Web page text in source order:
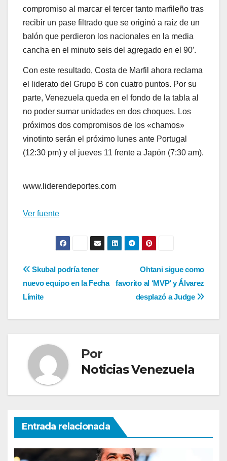
compromiso al marcar el tercer tanto marfileño tras
recibir un pase filtrado que se originó a raíz de un
balón que perdieron los nacionales en la media
cancha en el minuto seis del agregado en el 90′.
Con este resultado, Costa de Marfil ahora reclama
el liderato del Grupo B con cuatro puntos. Por su
parte, Venezuela queda en el fondo de la tabla al
no poder sumar unidades en dos choques. Los
próximos dos compromisos de los «chamos»
vinotinto serán el próximo lunes ante Portugal
(12:30 pm) y el jueves 11 frente a Japón (7:30 am).
www.liderendeportes.com
Ver fuente
Navegación
de
entradas
Ohtani sigue como
favorito al ‘MVP’ y Álvarez
desplazó a Judge
Skubal podría tener
nuevo equipo en la Fecha
Límite
Por
Noticias Venezuela
Entrada relacionada